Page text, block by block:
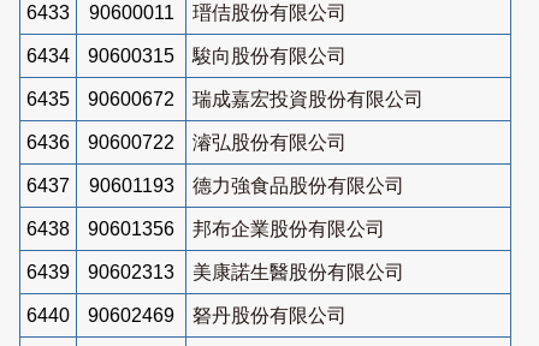
6433 90600011 瑨佶股份有限公司
6434 90600315 駿向股份有限公司
6435 90600672 瑞成嘉宏投資股份有限公司
6436 90600722 濬弘股份有限公司
6437 90601193 德力強食品股份有限公司
6438 90601356 邦布企業股份有限公司
6439 90602313 美康諾生醫股份有限公司
6440 90602469 砮丹股份有限公司